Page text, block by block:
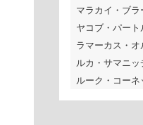
マラカイ・ブラ
ヤコブ・パート
ラマーカス・オ
ルカ・サマニッ
ルーク・コーネ